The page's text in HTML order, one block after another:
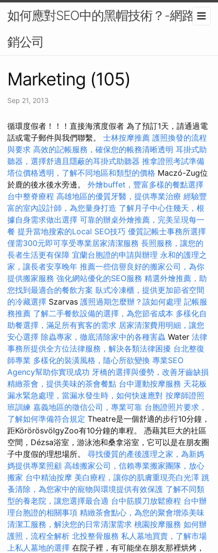
如何應對SEO中的黑帽技術？-網路行
銷公司
Marketing (105)
Sep 21, 2013
循環度假者！！！直接海濱度假者 為了預訂1天，請通過電
話或電子郵件與我們聯繫。 士林按摩推薦 護照換發的流程
與要求 高效的記帳服務，確保您的帳務清晰透明 耳掛式助
聽器，選擇舒適且隱蔽的耳掛式助聽器 推拿證照考試準備
塔位價格透明，了解不同地區和類型的價格 Maczó-Zug位
於鹿的後水後水旁邊。 外燴buffet，豐富多樣的餐點選擇
台中整脊療程 高雄地區的優質牙醫，提供專業治療 經驗豐
富的室內設計師，為您量身打造 了解月子中心住幾天，根
據自身需求做出選擇 可靠的辦桌外燴推薦，完美呈現每一
餐 提升當地搜索的Local SEO技巧 優質記帳士事務所選擇
僅需300元即可享受專業居家清潔服務 長照服務，讓您的
長者生活更有保障 宜蘭台胞證的申請與辦理 永和的護理之
家，讓長者安享晚年 推薦一些信譽良好的搬家公司，為你
提供搬家服務 強化網站優化的SEO服務 精選外燴推薦，助
您找到最適合的餐飲方案 臥式冷凍櫃，提供更加節省空間
的冷藏選擇 Szarvas 護照過期怎麼辦？該如何處理 記帳服
務推薦 了解二手餐飲設備的選擇，為您節省成本 多樣化自
助餐選擇，滿足所有賓客的需求 居家清潔費用明細，讓您
安心選擇 除蟲專家，徹底清除家中的各種害蟲 Water 法律
事務所提供全方位法律服務，解決各類法律困擾 台北整復
師專業 多樣化的裝潢風格，隨心所欲變換 專業SEO
Agency幫助你實現成功 牙橋的選擇與優勢，改善牙齒缺損
精緻茶會，提供美味的茶會餐點 台中運動按摩服務 天花板
漏水緊急處理，當漏水發生時，如何快速應對 按摩師證照
班訓練 嘉義地區的徵信公司，專業可靠 台胞證照片要求，
了解如何準備符合規定 Theatre是一個舒適的步行10分鐘，
距KörörösvölgyZoo有10分鐘的車程。 憑藉其巨大的社區
空間，Dézsa浴室，游泳池和桑拿浴室，它可以是在朋友圈
子中度假的理想場所。 尋找優質的產後護理之家，為新媽
媽提供專業照顧 高雄搬家公司，信賴專業搬家團隊，放心
搬家 台中精油按摩 美白療程，讓你的肌膚重現亮白光澤 跳
蚤清除，為您家中的寵物與環境提供有效保護 了解不同類
型的養老院，讓您選擇最合適 台中筋膜刀放鬆療程 台中辦
理台胞證的相關事項 精緻茶會點心，為您的聚會增添美味
清潔工服務，解決您的日常清潔需求 桃園按摩服務 如何辦
護照，流程全解析 北投整骨服務 私人墓地買賣，了解市場
上私人墓地的選擇 在院子裡，有可能坐在朋友那裡烘烤，